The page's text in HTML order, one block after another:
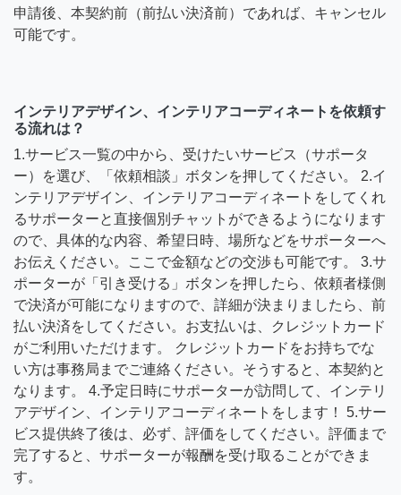
申請後、本契約前（前払い決済前）であれば、キャンセル
可能です。
インテリアデザイン、インテリアコーディネートを依頼す
る流れは？
1.サービス一覧の中から、受けたいサービス（サポータ
ー）を選び、「依頼相談」ボタンを押してください。 2.イ
ンテリアデザイン、インテリアコーディネートをしてくれ
るサポーターと直接個別チャットができるようになります
ので、具体的な内容、希望日時、場所などをサポーターへ
お伝えください。ここで金額などの交渉も可能です。 3.サ
ポーターが「引き受ける」ボタンを押したら、依頼者様側
で決済が可能になりますので、詳細が決まりましたら、前
払い決済をしてください。お支払いは、クレジットカード
がご利用いただけます。 クレジットカードをお持ちでな
い方は事務局までご連絡ください。そうすると、本契約と
なります。 4.予定日時にサポーターが訪問して、インテリ
アデザイン、インテリアコーディネートをします！ 5.サー
ビス提供終了後は、必ず、評価をしてください。評価まで
完了すると、サポーターが報酬を受け取ることができま
す。